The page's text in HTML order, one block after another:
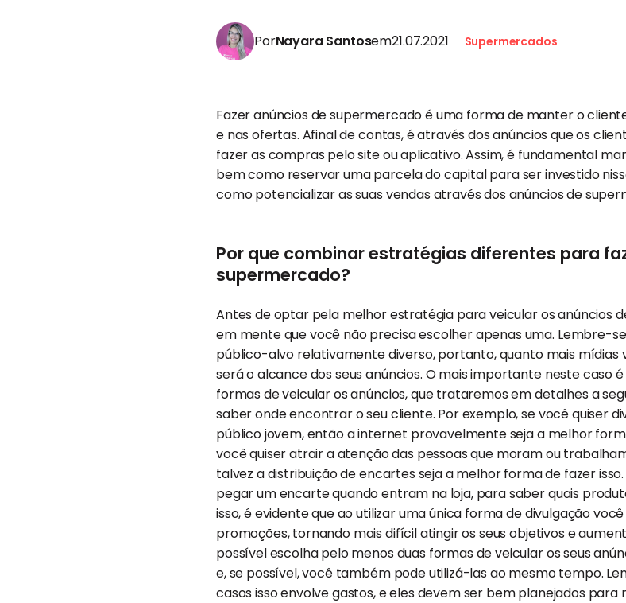
PorNayara Santosem21.07.2021 Supermercados
Fazer anúncios de supermercado é uma forma de manter o
e nas ofertas. Afinal de contas, é através dos anúncios que os
fazer as compras pelo site ou aplicativo. Assim, é fundamental
bem como reservar uma parcela do capital para ser investido
como potencializar as suas vendas através dos anúncios de
Por que combinar estratégias diferentes para
supermercado?
Antes de optar pela melhor estratégia para veicular os anúncios
em mente que você não precisa escolher apenas uma. Lembre-
público-alvo relativamente diverso, portanto, quanto mais
será o alcance dos seus anúncios. O mais importante neste caso
formas de veicular os anúncios, que trataremos em detalhes a
saber onde encontrar o seu cliente. Por exemplo, se você quiser
público jovem, então a internet provavelmente seja a melhor
você quiser atrair a atenção das pessoas que moram ou
talvez a distribuição de encartes seja a melhor forma de fazer
pegar um encarte quando entram na loja, para saber quais
isso, é evidente que ao utilizar uma única forma de divulgação
promoções, tornando mais difícil atingir os seus objetivos e
possível escolha pelo menos duas formas de veicular os seus
e, se possível, você também pode utilizá-las ao mesmo tempo.
casos isso envolve gastos, e eles devem ser bem planejados